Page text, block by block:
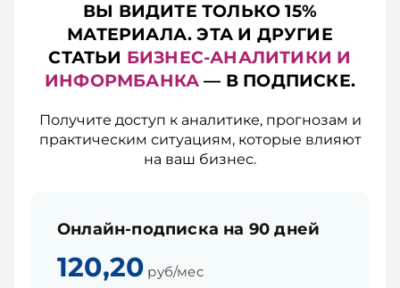
ВЫ ВИДИТЕ ТОЛЬКО 15%
МАТЕРИАЛА. ЭТА И ДРУГИЕ
СТАТЬИ БИЗНЕС-АНАЛИТИКИ И
ИНФОРМБАНКА — В ПОДПИСКЕ.
Получите доступ к аналитике, прогнозам и
практическим ситуациям, которые влияют
на ваш бизнес.
Онлайн-подписка на 90 дней
120,20 руб/мес